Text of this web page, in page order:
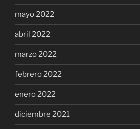
mayo 2022
abril 2022
marzo 2022
febrero 2022
enero 2022
diciembre 2021